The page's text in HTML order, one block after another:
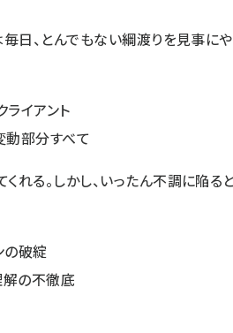
日、とんでもない綱渡りを見事に
イアント
動部分すべて
れる。しかし、いったん不調に陥る
の破綻
の不徹底